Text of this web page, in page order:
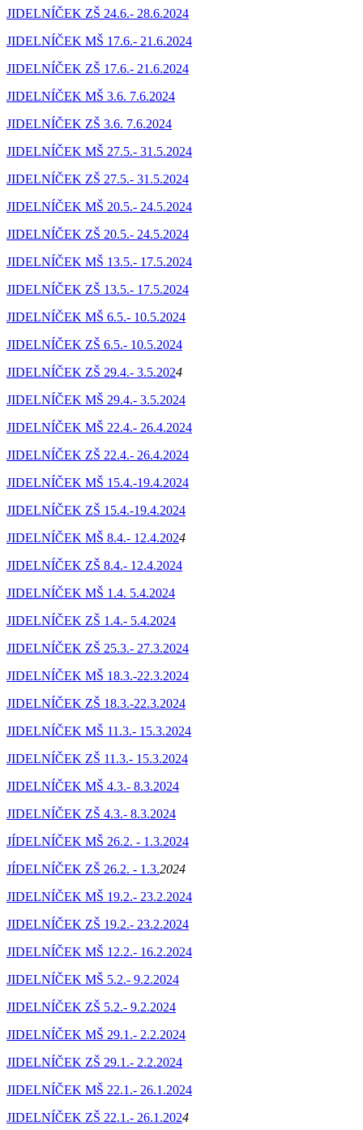
JIDELNÍČEK ZŠ 24.6.- 28.6.2024
JIDELNÍČEK MŠ 17.6.- 21.6.2024
JIDELNÍČEK ZŠ 17.6.- 21.6.2024
JIDELNÍČEK MŠ 3.6. 7.6.2024
JIDELNÍČEK ZŠ 3.6. 7.6.2024
JIDELNÍČEK MŠ 27.5.- 31.5.2024
JIDELNÍČEK ZŠ 27.5.- 31.5.2024
JIDELNÍČEK MŠ 20.5.- 24.5.2024
JIDELNÍČEK ZŠ 20.5.- 24.5.2024
JIDELNÍČEK MŠ 13.5.- 17.5.2024
JIDELNÍČEK ZŠ 13.5.- 17.5.2024
JIDELNÍČEK MŠ 6.5.- 10.5.2024
JIDELNÍČEK ZŠ 6.5.- 10.5.2024
JIDELNÍČEK ZŠ 29.4.- 3.5.2024
JIDELNÍČEK MŠ 29.4.- 3.5.2024
JIDELNÍČEK MŠ 22.4.- 26.4.2024
JIDELNÍČEK ZŠ 22.4.- 26.4.2024
JIDELNÍČEK MŠ 15.4.-19.4.2024
JIDELNÍČEK ZŠ 15.4.-19.4.2024
JIDELNÍČEK MŠ 8.4.- 12.4.2024
JIDELNÍČEK ZŠ 8.4.- 12.4.2024
JIDELNÍČEK MŠ 1.4. 5.4.2024
JIDELNÍČEK ZŠ 1.4.- 5.4.2024
JIDELNÍČEK ZŠ 25.3.- 27.3.2024
JIDELNÍČEK MŠ 18.3.-22.3.2024
JIDELNÍČEK ZŠ 18.3.-22.3.2024
JIDELNÍČEK MŠ 11.3.- 15.3.2024
JIDELNÍČEK ZŠ 11.3.- 15.3.2024
JIDELNÍČEK MŠ 4.3.- 8.3.2024
JIDELNÍČEK ZŠ 4.3.- 8.3.2024
JÍDELNÍČEK MŠ 26.2. - 1.3.2024
JÍDELNÍČEK ZŠ 26.2. - 1.3.2024
JIDELNÍČEK MŠ 19.2.- 23.2.2024
JIDELNÍČEK ZŠ 19.2.- 23.2.2024
JIDELNÍČEK MŠ 12.2.- 16.2.2024
JIDELNÍČEK MŠ 5.2.- 9.2.2024
JIDELNÍČEK ZŠ 5.2.- 9.2.2024
JIDELNÍČEK MŠ 29.1.- 2.2.2024
JIDELNÍČEK ZŠ 29.1.- 2.2.2024
JIDELNÍČEK MŠ 22.1.- 26.1.2024
JIDELNÍČEK ZŠ 22.1.- 26.1.2024